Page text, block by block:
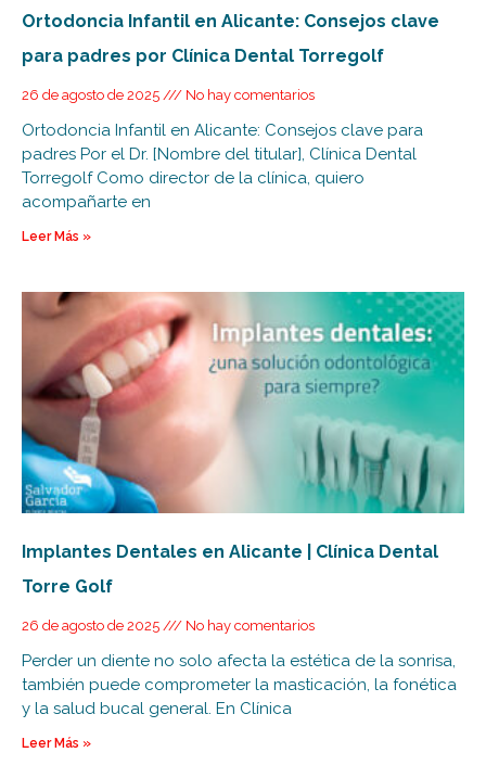
Ortodoncia Infantil en Alicante: Consejos clave
para padres por Clínica Dental Torregolf
26 de agosto de 2025 No hay comentarios
Ortodoncia Infantil en Alicante: Consejos clave para
padres Por el Dr. [Nombre del titular], Clínica Dental
Torregolf Como director de la clínica, quiero
acompañarte en
Leer Más »
Implantes Dentales en Alicante | Clínica Dental
Torre Golf
26 de agosto de 2025 No hay comentarios
Perder un diente no solo afecta la estética de la sonrisa,
también puede comprometer la masticación, la fonética
y la salud bucal general. En Clínica
Leer Más »